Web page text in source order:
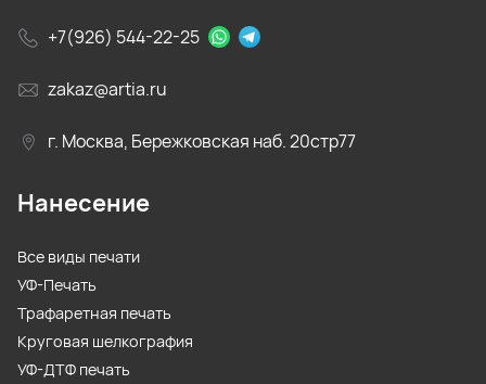
+7(926) 544-22-25
zakaz@artia.ru
г. Москва, Бережковская наб. 20стр77
Нанесение
Все виды печати
УФ-Печать
Трафаретная печать
Круговая шелкография
УФ-ДТФ печать